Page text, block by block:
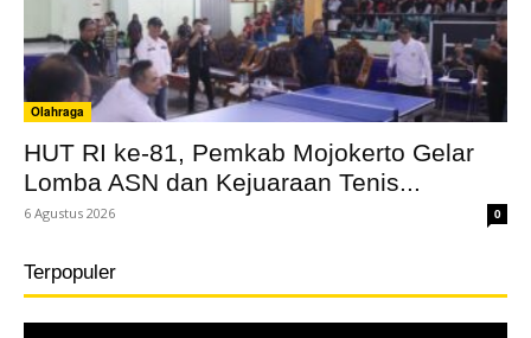
Olahraga
HUT RI ke-81, Pemkab Mojokerto Gelar
Lomba ASN dan Kejuaraan Tenis...
6 Agustus 2026 0
Terpopuler